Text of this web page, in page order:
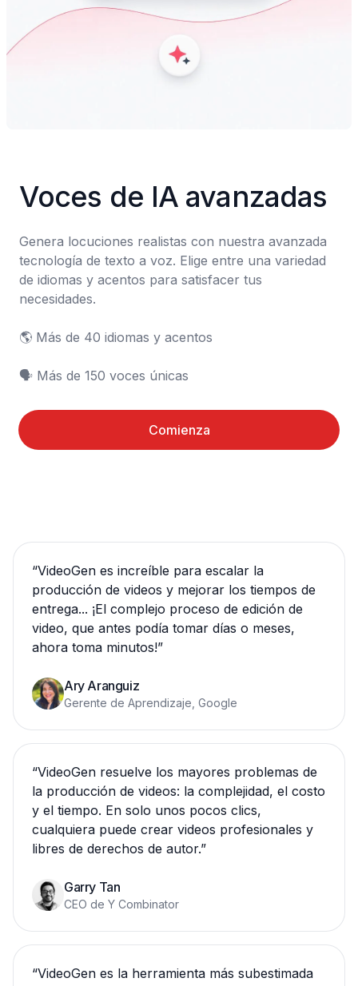
Voces de IA avanzadas
Genera locuciones realistas con nuestra avanzada
tecnología de texto a voz. Elige entre una variedad
de idiomas y acentos para satisfacer tus
necesidades.
🌎 Más de 40 idiomas y acentos
🗣️ Más de 150 voces únicas
Comienza
“VideoGen es increíble para escalar la
producción de videos y mejorar los tiempos de
entrega... ¡El complejo proceso de edición de
video, que antes podía tomar días o meses,
ahora toma minutos!”
Ary Aranguiz
Gerente de Aprendizaje, Google
“VideoGen resuelve los mayores problemas de
la producción de videos: la complejidad, el costo
y el tiempo. En solo unos pocos clics,
cualquiera puede crear videos profesionales y
libres de derechos de autor.”
Garry Tan
CEO de Y Combinator
“VideoGen es la herramienta más subestimada